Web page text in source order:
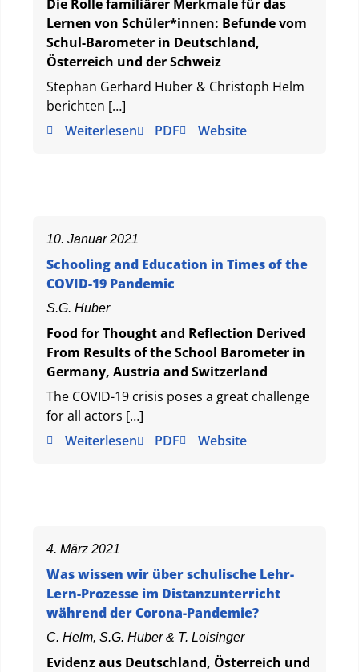
Die Rolle familiärer Merkmale für das
Lernen von Schüler*innen: Befunde vom
Schul-Barometer in Deutschland,
Österreich und der Schweiz
Stephan Gerhard Huber & Christoph Helm
berichten […]
Weiterlesen
PDF Website
10. Januar 2021
Schooling and Education in Times of the
COVID-19 Pandemic
S.G. Huber
Food for Thought and Reflection Derived
From Results of the School Barometer in
Germany, Austria and Switzerland
The COVID-19 crisis poses a great challenge
for all actors […]
Weiterlesen
PDF Website
4. März 2021
Was wissen wir über schulische Lehr-
Lern-Prozesse im Distanzunterricht
während der Corona-Pandemie?
C. Helm, S.G. Huber & T. Loisinger
Evidenz aus Deutschland, Österreich und